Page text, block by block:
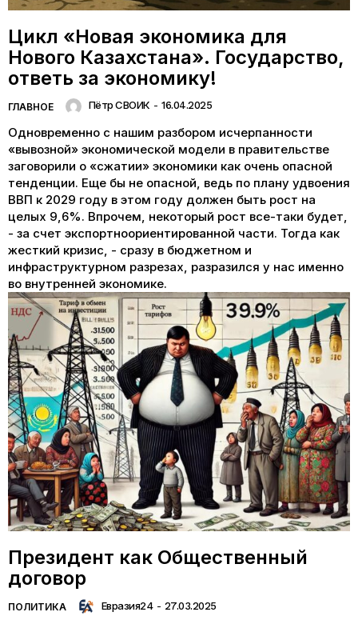
Цикл «Новая экономика для
Нового Казахстана». Государство,
ответь за экономику!
ГЛАВНОЕ Пётр СВОИК - 16.04.2025
Одновременно с нашим разбором исчерпанности
«вывозной» экономической модели в правительстве
заговорили о «сжатии» экономики как очень опасной
тенденции. Еще бы не опасной, ведь по плану удвоения
ВВП к 2029 году в этом году должен быть рост на
целых 9,6%. Впрочем, некоторый рост все-таки будет,
- за счет экспортноориентированной части. Тогда как
жесткий кризис, - сразу в бюджетном и
инфраструктурном разрезах, разразился у нас именно
во внутренней экономике.
Президент как Общественный
договор
ПОЛИТИКА Евразия24 - 27.03.2025